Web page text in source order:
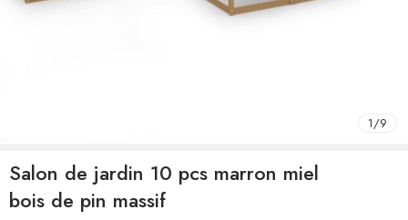
1/9
Salon de jardin 10 pcs marron miel
bois de pin massif